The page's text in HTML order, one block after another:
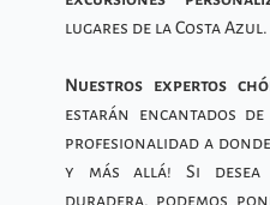
lugares de la Costa Azul.
Nuestros expertos
estarán encantados de
profesionalidad a
y más allá! Si desea
duradera, podemos